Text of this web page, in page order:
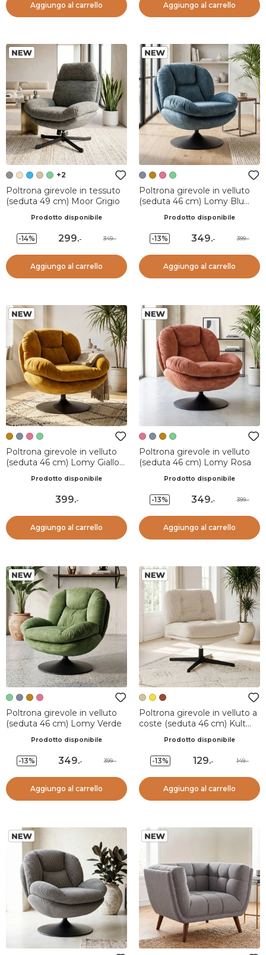
Aggiungo al carrello Aggiungo al carrello
+2
Poltrona girevole in tessuto
(seduta 49 cm) Moor Grigio
Prodotto disponibile
-14% 299.- 349.-
Aggiungo al carrello
Poltrona girevole in velluto
(seduta 46 cm) Lomy Blu
Prodotto disponibile
-13% 349.- 399.-
Aggiungo al carrello
Poltrona girevole in velluto
(seduta 46 cm) Lomy Giallo
Prodotto disponibile
399.-
Aggiungo al carrello
Poltrona girevole in velluto
(seduta 46 cm) Lomy Rosa
Prodotto disponibile
-13% 349.- 399.-
Aggiungo al carrello
Poltrona girevole in velluto
(seduta 46 cm) Lomy Verde
Prodotto disponibile
-13% 349.- 399.-
Aggiungo al carrello
Poltrona girevole in velluto a
coste (seduta 46 cm) Kult
Prodotto disponibile
-13% 129.- 149.-
Aggiungo al carrello